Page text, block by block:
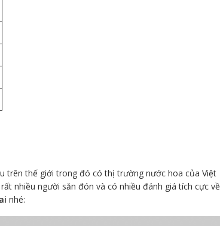
trên thế giới trong đó có thị trường nước hoa của Việt
nhiều người săn đón và có nhiều đánh giá tích cực về
nhé: